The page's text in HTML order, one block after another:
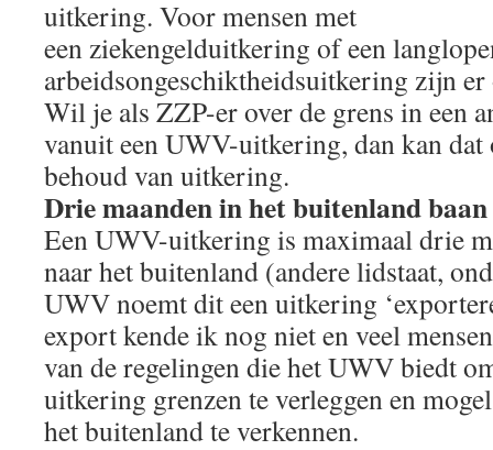
uitkering. Voor mensen met
een ziekengelduitkering of een
arbeidsongeschiktheidsuitkering zijn
Wil je als ZZP-er over de grens in een
vanuit een UWV-uitkering, dan kan
behoud van uitkering.
Drie maanden in het buitenland baan
Een UWV-uitkering is maximaal drie
naar het buitenland (andere lidstaat,
UWV noemt dit een uitkering
export kende ik nog niet en veel
van de regelingen die het UWV biedt
uitkering grenzen te verleggen en
het buitenland te verkennen.